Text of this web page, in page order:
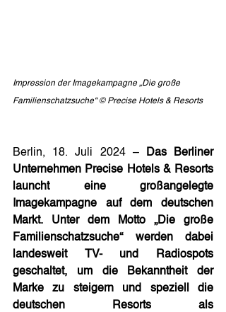
Impression der Imagekampagne „Die große
Familienschatzsuche“ © Precise Hotels & Resorts
Berlin, 18. Juli 2024 –
Das Berliner
Unternehmen Precise Hotels & Resorts
launcht eine großangelegte
Imagekampagne auf dem deutschen
Markt. Unter dem Motto „Die große
Familienschatzsuche“ werden dabei
landesweit TV- und Radiospots
geschaltet, um die Bekanntheit der
Marke zu steigern und speziell die
deutschen Resorts als